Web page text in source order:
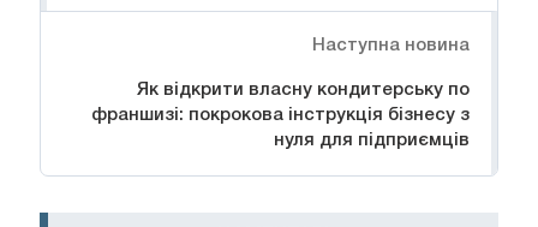
Наступна новина
Як відкрити власну кондитерську по
франшизі: покрокова інструкція бізнесу з
нуля для підприємців